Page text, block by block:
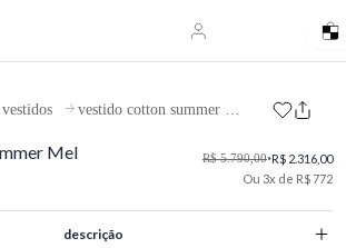
vestidos vestido cotton summer mel
Mel R$ 5.790,00•R$ 2.316,00
Ou 3x de R$ 772
descrição